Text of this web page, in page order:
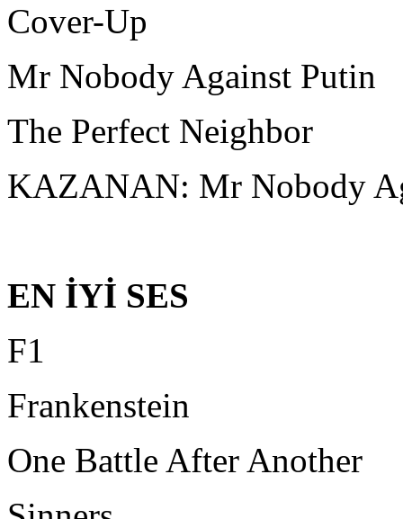
Cover-Up
Mr Nobody Against Putin
The Perfect Neighbor
KAZANAN: Mr Nobody
EN İYİ SES
F1
Frankenstein
One Battle After Another